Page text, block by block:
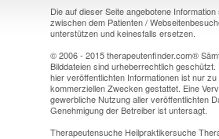
Die auf dieser Seite angebotene
zwischen dem Patienten /
unterstützen und keinesfalls ersetzen.
© 2006 - 2015 therapeutenfinder.com®
Bilddateien sind urheberrechtlich geschützt.
hier veröffentlichten Informationen ist nur
kommerziellen Zwecken gestattet. Eine
gewerbliche Nutzung aller veröffentlichten
Genehmigung der Betreiber ist untersagt.
Therapeutensuche Heilpraktikersuche